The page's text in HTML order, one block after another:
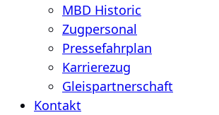
MBD Historic
Zugpersonal
Pressefahrplan
Karrierezug
Gleispartnerschaft
Kontakt